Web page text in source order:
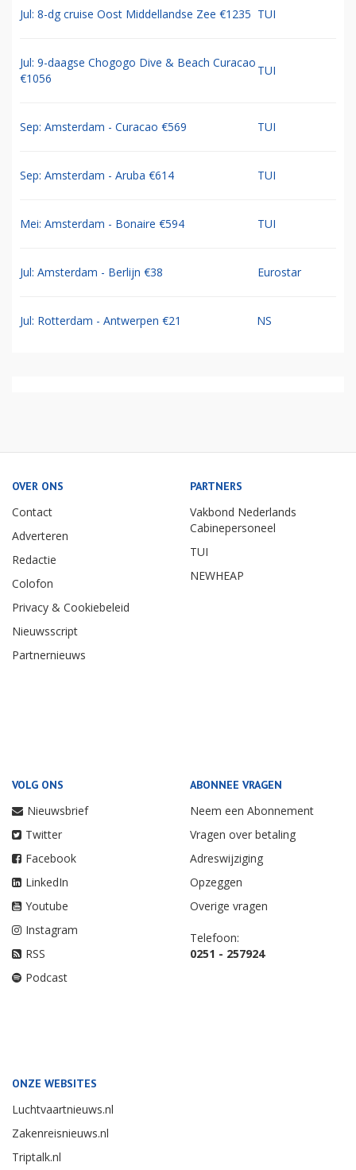
Jul: 8-dg cruise Oost Middellandse Zee €1235 TUI
Jul: 9-daagse Chogogo Dive & Beach Curacao
€1056
TUI
Sep: Amsterdam - Curacao €569 TUI
Sep: Amsterdam - Aruba €614 TUI
Mei: Amsterdam - Bonaire €594 TUI
Jul: Amsterdam - Berlijn €38 Eurostar
Jul: Rotterdam - Antwerpen €21 NS
OVER ONS
Contact
Adverteren
Redactie
Colofon
Privacy & Cookiebeleid
Nieuwsscript
Partnernieuws
PARTNERS
Vakbond Nederlands
Cabinepersoneel
TUI
NEWHEAP
VOLG ONS
Nieuwsbrief
Twitter
Facebook
LinkedIn
Youtube
Instagram
RSS
Podcast
ABONNEE VRAGEN
Neem een Abonnement
Vragen over betaling
Adreswijziging
Opzeggen
Overige vragen
Telefoon:
0251 - 257924
ONZE WEBSITES
Luchtvaartnieuws.nl
Zakenreisnieuws.nl
Triptalk.nl